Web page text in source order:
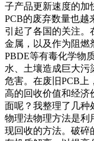
子产品更新速度的加
PCB的废弃数量也越
引起了各国的关注。
金属，以及作为阻燃
PBDE等有毒化学物
水、土壤造成巨大污
危害。在废旧PCB上
高的回收价值和经济
面呢？我整理了几种
物理法物理方法是利
现回收的方法。破碎